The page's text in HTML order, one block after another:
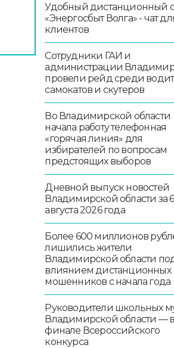
Удобный дистанционный
«Энергосбыт Волга» - чат
клиентов
Сотрудники ГАИ и
администрации
провели рейд среди
самокатов и скутеров
Во Владимирской области
начала работу телефонная
«горячая линия» для
избирателей по вопросам
предстоящих выборов
Дневной выпуск новостей
Владимирской области за 6
августа 2026 года
Более 600 миллионов
лишились жители
Владимирской области
влиянием дистанционных
мошенников с начала года
Руководители школьных
Владимирской области — в
финале Всероссийского
конкурса